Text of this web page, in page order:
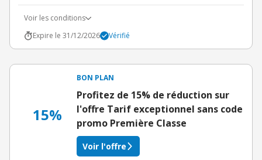
Voir les conditions
Expire le 31/12/2026
Vérifié
15%
BON PLAN
Profitez de 15% de réduction sur
l'offre Tarif exceptionnel sans code
promo Première Classe
Voir l'offre